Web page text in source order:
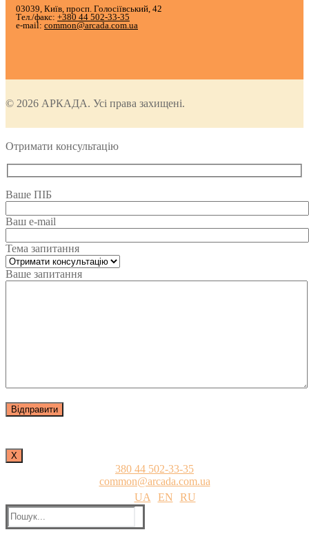
03039, Київ, просп. Голосіївський, 42
Тел./факс: +380 44 502-33-35
e-mail: common@arcada.com.ua
© 2026 АРКАДА. Усі права захищені.
Отримати консультацію
Ваше ПІБ
Ваш e-mail
Тема запитання
Ваше запитання
Х
380 44 502-33-35
common@arcada.com.ua
UA
EN
RU
Пошук: